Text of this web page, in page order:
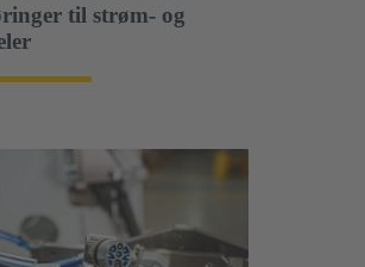
til strøm- og